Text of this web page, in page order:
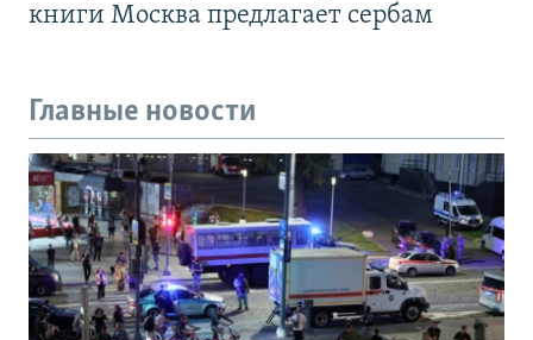
книги Москва предлагает сербам
Главные новости